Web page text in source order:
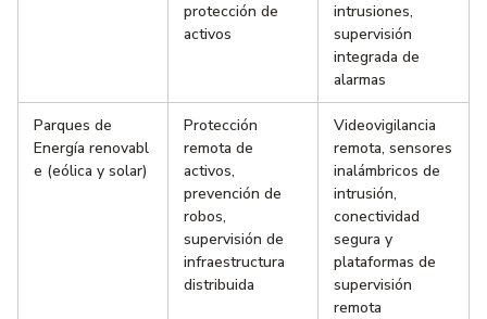
protección de
activos
intrusiones,
supervisión
integrada de
alarmas
Parques de
Energía renovabl
e (eólica y solar)
Protección
remota de
activos,
prevención de
robos,
supervisión de
infraestructura
distribuida
Videovigilancia
remota, sensores
inalámbricos de
intrusión,
conectividad
segura y
plataformas de
supervisión
remota